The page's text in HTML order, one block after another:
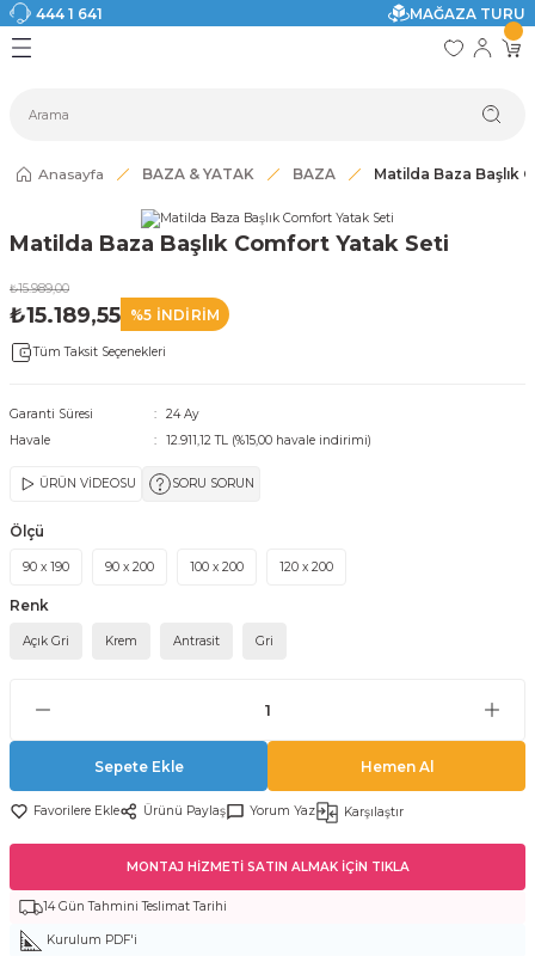
444 1 641
MAĞAZA TURU
Geri Dön
Geri Dön
Geri Dön
Geri Dön
Geri Dön
Geri Dön
Anasayfa BAZA & YATAK BAZA Matilda Baza Başlık
Matilda Baza Başlık Comfort Yatak Seti
₺15.989,00
₺15.189,55 %5 İNDİRİM
Tüm Taksit Seçenekleri
Garanti Süresi
24 Ay
Havale
12.911,12 TL (%15,00 havale indirimi)
ÜRÜN VİDEOSU SORU SORUN
Ölçü
90 x 190 90 x 200 100 x 200 120 x 200
Renk
Açık Gri Krem Antrasit Gri
Sepete Ekle Hemen Al
Ürünü Paylaş Yorum Yaz Karşılaştır
MONTAJ HİZMETİ SATIN ALMAK İÇİN TIKLA
14 Gün Tahmini Teslimat Tarihi
Kurulum PDF'i